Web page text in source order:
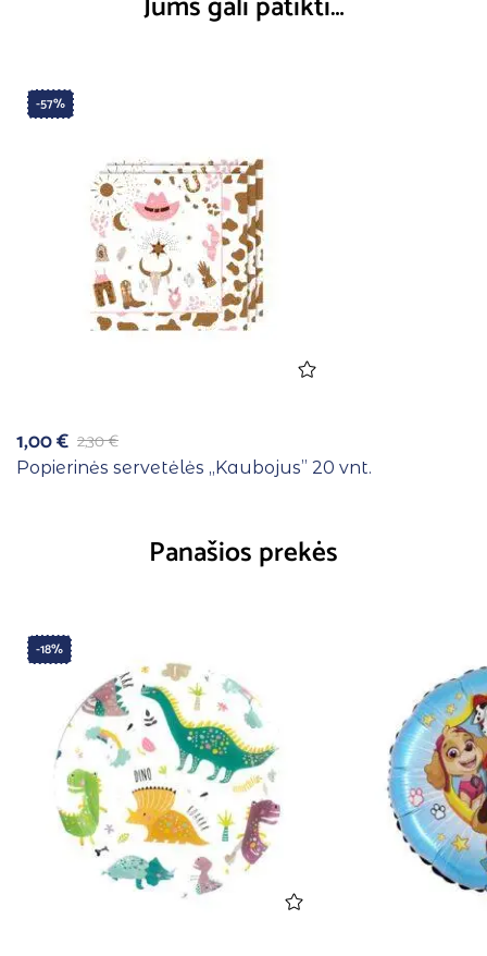
-57%
2,30€
1,00€
Popierinės servetėlės ,,Kaubojus” 20 vnt.
Panašios prekės
-18%